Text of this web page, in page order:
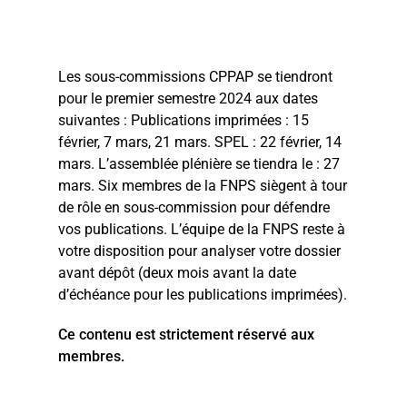
Les sous-commissions CPPAP se tiendront
pour le premier semestre 2024 aux dates
suivantes : Publications imprimées : 15
février, 7 mars, 21 mars. SPEL : 22 février, 14
mars. L’assemblée plénière se tiendra le : 27
mars. Six membres de la FNPS siègent à tour
de rôle en sous-commission pour défendre
vos publications. L’équipe de la FNPS reste à
votre disposition pour analyser votre dossier
avant dépôt (deux mois avant la date
d’échéance pour les publications imprimées).
Ce contenu est strictement réservé aux
membres.